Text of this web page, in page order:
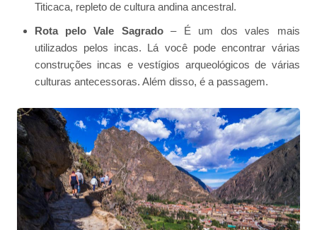
Titicaca, repleto de cultura andina ancestral.
Rota pelo Vale Sagrado– É um dos vales mais
utilizados pelos incas. Lá você pode encontrar várias
construções incas e vestígios arqueológicos de várias
culturas antecessoras. Além disso, é a passagem.